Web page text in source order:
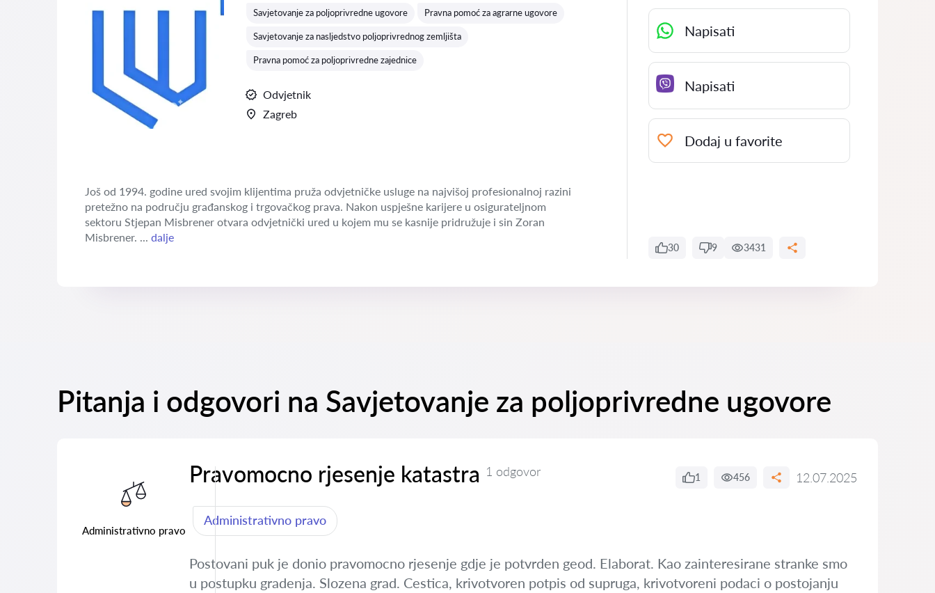
Savjetovanje za poljoprivredne ugovore Pravna pomoć za agrarne ugovore
Savjetovanje za nasljedstvo poljoprivrednog zemljišta
Pravna pomoć za poljoprivredne zajednice
Odvjetnik
Zagreb
Još od 1994. godine ured svojim klijentima pruža odvjetničke usluge na najvišoj profesionalnoj razini
pretežno na području građanskog i trgovačkog prava. Nakon uspješne karijere u osigurateljnom
sektoru Stjepan Misbrener otvara odvjetnički ured u kojem mu se kasnije pridružuje i sin Zoran
Misbrener. ... dalje
Napisati
Napisati
Dodaj u favorite
30 9 3431
Pitanja i odgovori na Savjetovanje za poljoprivredne ugovore
Administrativno pravo
Pravomocno rjesenje katastra 1 odgovor 1 456 12.07.2025
Administrativno pravo
Postovani puk je donio pravomocno rjesenje gdje je potvrden geod. Elaborat. Kao zainteresirane stranke smo
u postupku gradenja. Slozena grad. Cestica, krivotvoren potpis od supruga, krivotvoreni podaci o postojanju